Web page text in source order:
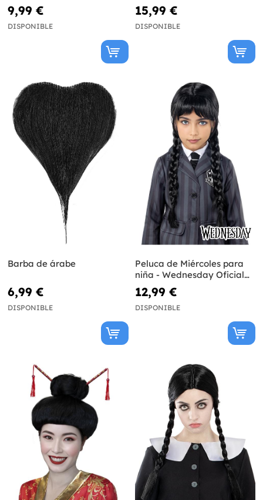
9,99 €
DISPONIBLE
15,99 €
DISPONIBLE
Barba de árabe
6,99 €
DISPONIBLE
Peluca de Miércoles para
niña - Wednesday Oficial
Netflix
12,99 €
DISPONIBLE